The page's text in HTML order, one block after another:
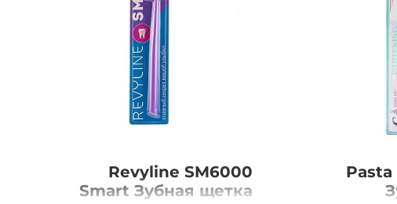
Revyline SM6000
Smart Зубная щетка